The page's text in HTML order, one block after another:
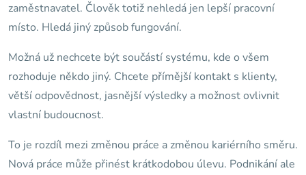
zaměstnavatel. Člověk totiž nehledá jen lepší pracovní
místo. Hledá jiný způsob fungování.
Možná už nechcete být součástí systému, kde o všem
rozhoduje někdo jiný. Chcete přímější kontakt s klienty,
větší odpovědnost, jasnější výsledky a možnost ovlivnit
vlastní budoucnost.
To je rozdíl mezi změnou práce a změnou kariérního směru.
Nová práce může přinést krátkodobou úlevu. Podnikání ale